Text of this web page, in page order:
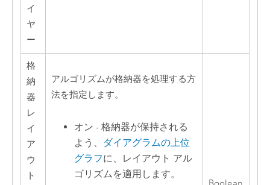
イ
ヤ
ー
格
納
器
レ
イ
ア
ウ
ト
アルゴリズムが格納器を処理する方
法を指定します。
オン - 格納器が保持される
よう、 ダイアグラムの上位
グラフに、レイアウト アル
ゴリズムを適用します。